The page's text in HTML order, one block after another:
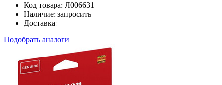
Код товара: Л006631
Наличие: запросить
Доставка:
Подобрать аналоги